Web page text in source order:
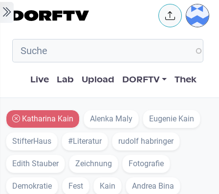
Skip to main content User
Hauptnavigation
Live Lab Upload DORFTV Thek
Katharina Kain Alenka Maly Eugenie Kain
StifterHaus #Literatur rudolf habringer
Edith Stauber Zeichnung Fotografie
Demokratie Fest Kain Andrea Bina